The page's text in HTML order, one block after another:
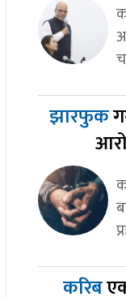
झारफुक
करिब